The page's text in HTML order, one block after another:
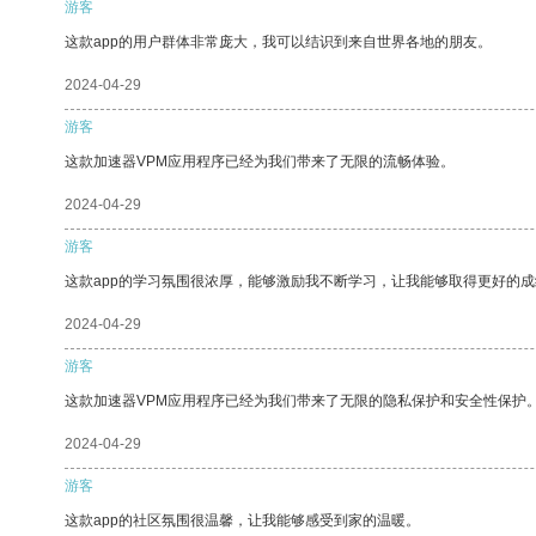
游客
这款app的用户群体非常庞大，我可以结识到来自世界各地的朋友。
2024-04-29
游客
这款加速器VPM应用程序已经为我们带来了无限的流畅体验。
2024-04-29
游客
这款app的学习氛围很浓厚，能够激励我不断学习，让我能够取得更好的
2024-04-29
游客
这款加速器VPM应用程序已经为我们带来了无限的隐私保护和安全性保护
2024-04-29
游客
这款app的社区氛围很温馨，让我能够感受到家的温暖。